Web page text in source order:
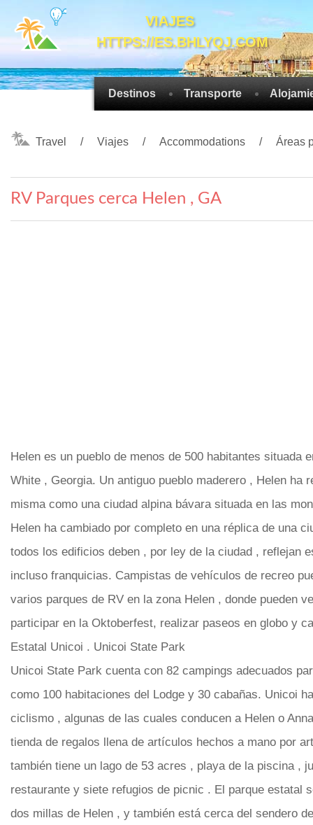
VIAJES
HTTPS://ES.BHLYQJ.COM
Destinos Transporte
Travel Viajes Accommodations Áreas
RV Parques cerca Helen , GA
Helen es un pueblo de menos de 500 habitantes situada
White , Georgia. Un antiguo pueblo maderero , Helen ha
misma como una ciudad alpina bávara situada en las
Helen ha cambiado por completo en una réplica de una
todos los edificios deben , por ley de la ciudad , reflejan
incluso franquicias. Campistas de vehículos de recreo
varios parques de RV en la zona Helen , donde pueden
participar en la Oktoberfest, realizar paseos en globo y
Estatal Unicoi . Unicoi State Park
Unicoi State Park cuenta con 82 campings adecuados
como 100 habitaciones del Lodge y 30 cabañas. Unicoi
ciclismo , algunas de las cuales conducen a Helen o
tienda de regalos llena de artículos hechos a mano por
también tiene un lago de 53 acres , playa de la piscina ,
restaurante y siete refugios de picnic . El parque estatal
dos millas de Helen , y también está cerca del sendero